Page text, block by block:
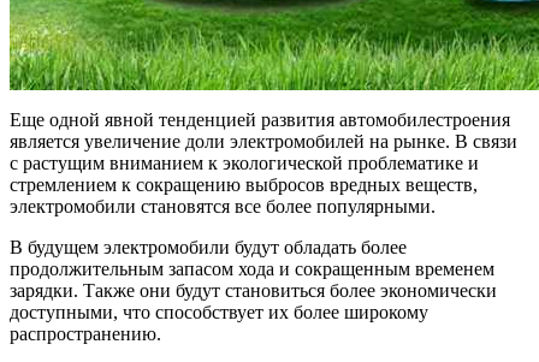
Еще одной явной тенденцией развития автомобилестроения
является увеличение доли электромобилей на рынке. В связи
с растущим вниманием к экологической проблематике и
стремлением к сокращению выбросов вредных веществ,
электромобили становятся все более популярными.
В будущем электромобили будут обладать более
продолжительным запасом хода и сокращенным временем
зарядки. Также они будут становиться более экономически
доступными, что способствует их более широкому
распространению.